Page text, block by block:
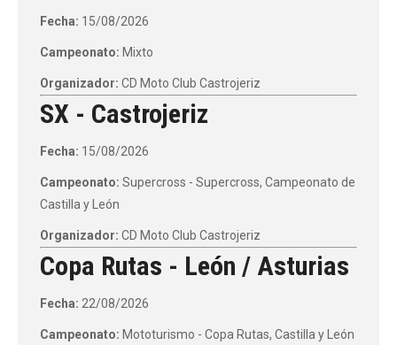
Fecha: 15/08/2026
Campeonato: Mixto
Organizador: CD Moto Club Castrojeriz
SX - Castrojeriz
Fecha: 15/08/2026
Campeonato: Supercross - Supercross, Campeonato de
Castilla y León
Organizador: CD Moto Club Castrojeriz
Copa Rutas - León / Asturias
Fecha: 22/08/2026
Campeonato: Mototurismo - Copa Rutas, Castilla y León